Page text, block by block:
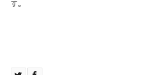
す。